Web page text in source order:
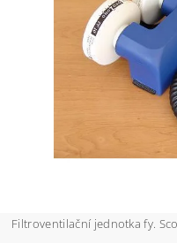
Filtroventilační jednotka fy.